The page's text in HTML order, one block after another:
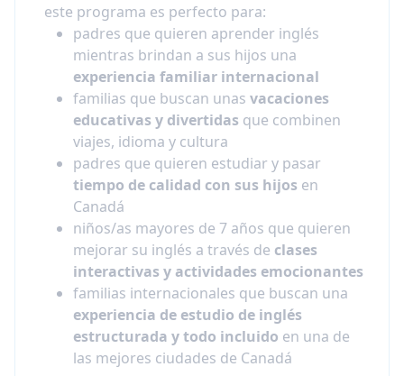
este programa es perfecto para:
padres que quieren aprender inglés
mientras brindan a sus hijos una
experiencia familiar internacional
familias que buscan unas vacaciones
educativas y divertidas que combinen
viajes, idioma y cultura
padres que quieren estudiar y pasar
tiempo de calidad con sus hijos en
Canadá
niños/as mayores de 7 años que quieren
mejorar su inglés a través de clases
interactivas y actividades emocionantes
familias internacionales que buscan una
experiencia de estudio de inglés
estructurada y todo incluido en una de
las mejores ciudades de Canadá